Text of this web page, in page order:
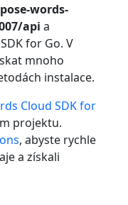
words-
api a
for Go. V
mnoho
instalace.
Cloud SDK for
projektu.
, abyste rychle
a získali